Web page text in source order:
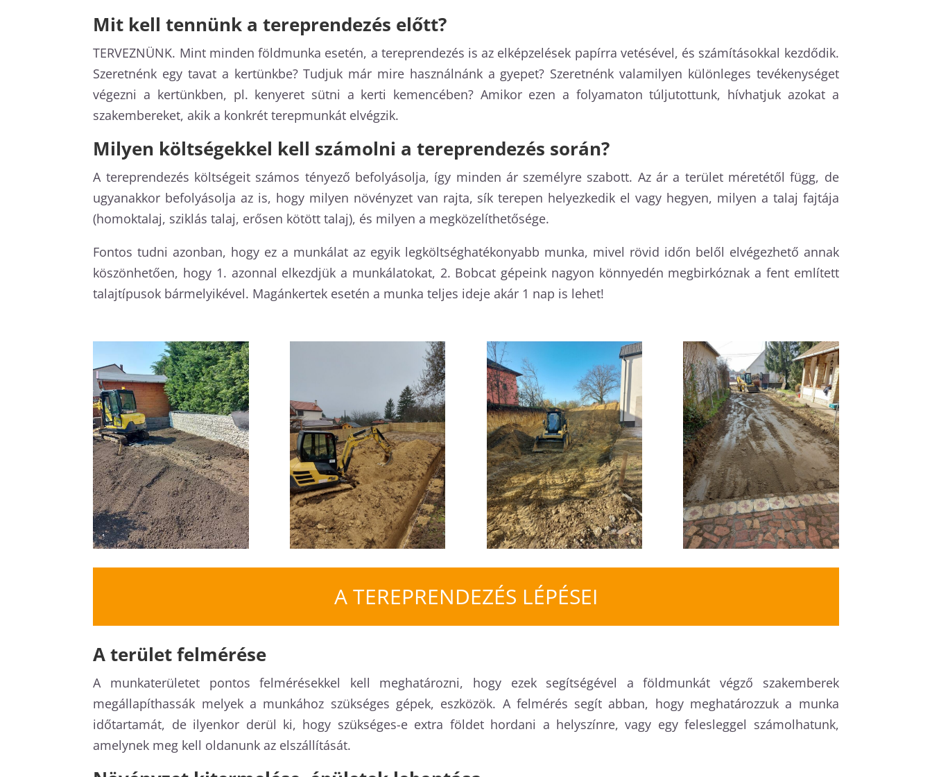
Mit kell tennünk a tereprendezés előtt?
TERVEZNÜNK. Mint minden földmunka esetén, a tereprendezés is az elképzelések papírra vetésével, és számításokkal kezdődik.
Szeretnénk egy tavat a kertünkbe? Tudjuk már mire használnánk a gyepet? Szeretnénk valamilyen különleges tevékenységet
végezni a kertünkben, pl. kenyeret sütni a kerti kemencében? Amikor ezen a folyamaton túljutottunk, hívhatjuk azokat a
szakembereket, akik a konkrét terepmunkát elvégzik.
Milyen költségekkel kell számolni a tereprendezés során?
A tereprendezés költségeit számos tényező befolyásolja, így minden ár személyre szabott. Az ár a terület méretétől függ, de
ugyanakkor befolyásolja az is, hogy milyen növényzet van rajta, sík terepen helyezkedik el vagy hegyen, milyen a talaj fajtája
(homoktalaj, sziklás talaj, erősen kötött talaj), és milyen a megközelíthetősége.
Fontos tudni azonban, hogy ez a munkálat az egyik legköltséghatékonyabb munka, mivel rövid időn belől elvégezhető annak
köszönhetően, hogy 1. azonnal elkezdjük a munkálatokat, 2. Bobcat gépeink nagyon könnyedén megbirkóznak a fent említett
talajtípusok bármelyikével. Magánkertek esetén a munka teljes ideje akár 1 nap is lehet!
A TEREPRENDEZÉS LÉPÉSEI
A terület felmérése
A munkaterületet pontos felmérésekkel kell meghatározni, hogy ezek segítségével a földmunkát végző szakemberek
megállapíthassák melyek a munkához szükséges gépek, eszközök. A felmérés segít abban, hogy meghatározzuk a munka
időtartamát, de ilyenkor derül ki, hogy szükséges-e extra földet hordani a helyszínre, vagy egy felesleggel számolhatunk,
amelynek meg kell oldanunk az elszállítását.